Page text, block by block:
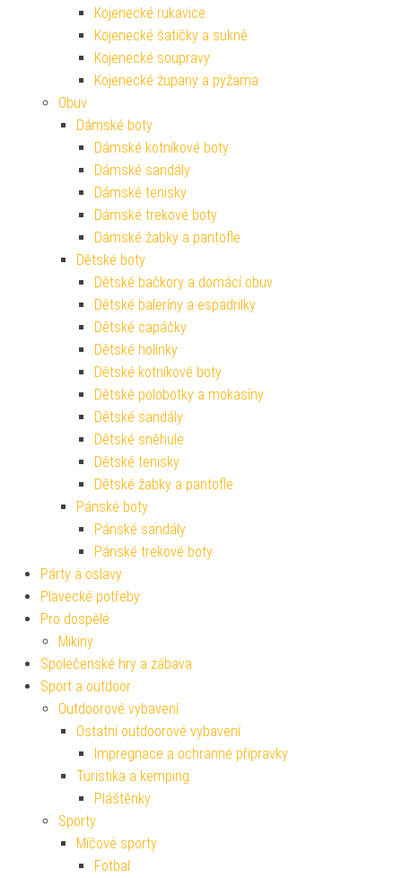
Kojenecké rukavice
Kojenecké šatičky a sukně
Kojenecké soupravy
Kojenecké župany a pyžama
Obuv
Dámské boty
Dámské kotníkové boty
Dámské sandály
Dámské tenisky
Dámské trekové boty
Dámské žabky a pantofle
Dětské boty
Dětské bačkory a domácí obuv
Dětské baleríny a espadrilky
Dětské capáčky
Dětské holínky
Dětské kotníkové boty
Dětské polobotky a mokasíny
Dětské sandály
Dětské sněhule
Dětské tenisky
Dětské žabky a pantofle
Pánské boty
Pánské sandály
Pánské trekové boty
Párty a oslavy
Plavecké potřeby
Pro dospělé
Mikiny
Společenské hry a zábava
Sport a outdoor
Outdoorové vybavení
Ostatní outdoorové vybavení
Impregnace a ochranné přípravky
Turistika a kemping
Pláštěnky
Sporty
Míčové sporty
Fotbal